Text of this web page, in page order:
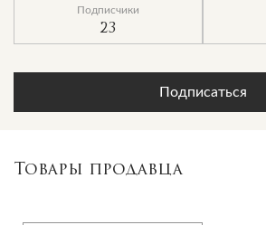
Подписчики
23
Подписаться
Товары продавца